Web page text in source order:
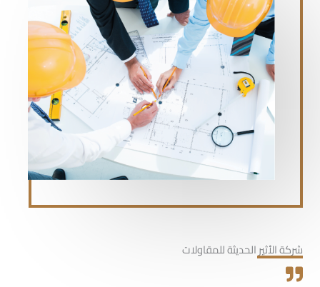
شركة الأثير الحديثة للمقاولات